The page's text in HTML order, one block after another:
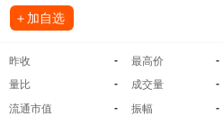
＋加自选
昨收 - 最高价 -
量比 - 成交量 -
流通市值 - 振幅 -